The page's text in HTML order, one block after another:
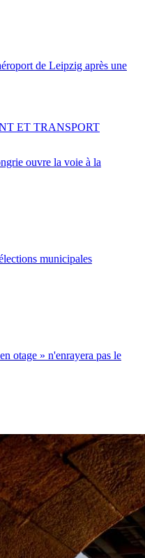
de Leipzig après une
ouvre la voie à la
ET TRANSPORT
municipales
otage » n'enrayera pas le